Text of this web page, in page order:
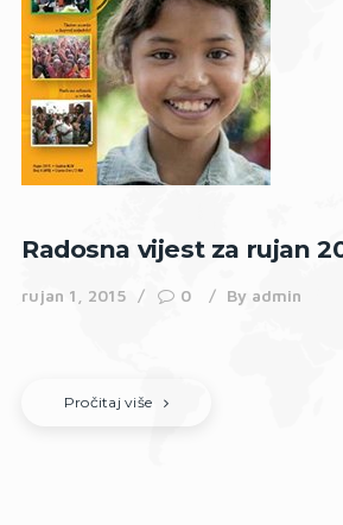
Radosna vijest za rujan
rujan 1, 2015 0 By admin
Pročitaj više